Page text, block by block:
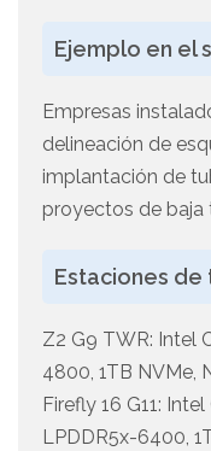
Ejemplo en el
Empresas
delineación de
implantación de
proyectos de baja
Estaciones de
Z2 G9 TWR: Intel
4800, 1TB NVMe,
Firefly 16 G11:
LPDDR5x-6400,